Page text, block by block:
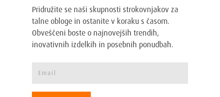
Pridružite se naši skupnosti strokovnjakov za
talne obloge in ostanite v koraku s časom.
Obveščeni boste o najnovejših trendih,
inovativnih izdelkih in posebnih ponudbah.